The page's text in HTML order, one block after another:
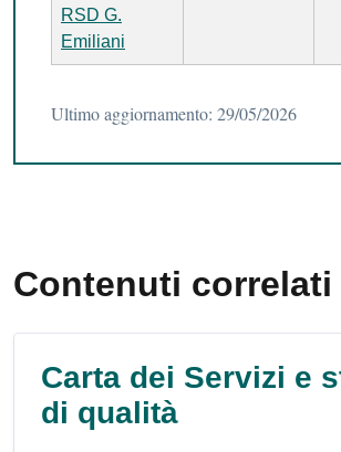
RSD G.
Emiliani
Ultimo aggiornamento: 29/05/2026
Contenuti correlati
Carta dei Servizi e
di qualità